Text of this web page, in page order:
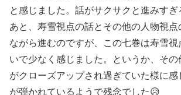
と感じました。話がサクサクと進みす
あと、寿雪視点の話とその他の人物視点
ながら進むのですが、この七巻は寿雪視
いで少なく感じました。というか、そ
がクローズアップされ過ぎていた様に
が弾かれているようで残念でした😥